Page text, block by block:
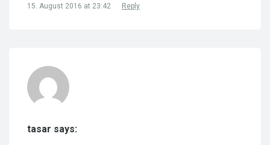
15. August 2016 at 23:42 Reply
tasar says: